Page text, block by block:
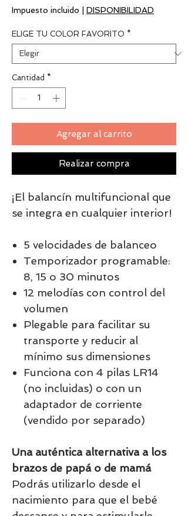
Impuesto incluido DISPONIBILIDAD
ELIGE TU COLOR FAVORITO *
Cantidad *
Agregar al carrito
Realizar compra
¡El balancín multifuncional que
se integra en cualquier interior!
5 velocidades de balanceo
Temporizador programable:
8, 15 o 30 minutos
12 melodías con control del
volumen
Plegable para facilitar su
transporte y reducir al
mínimo sus dimensiones
Funciona con 4 pilas LR14
(no incluidas) o con un
adaptador de corriente
(vendido por separado)
Una auténtica alternativa a los
brazos de papá o de mamá
Podrás utilizarlo desde el
nacimiento para que el bebé